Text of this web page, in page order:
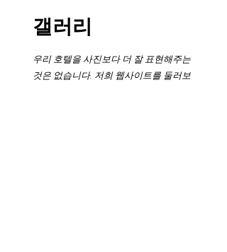
갤러리
우리 호텔을 사진보다 더 잘 표현해주는
것은 없습니다. 저희 웹사이트를 둘러보